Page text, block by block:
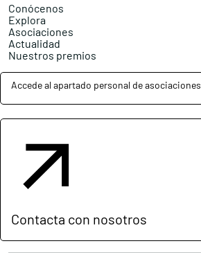
Conócenos
Explora
Asociaciones
Actualidad
Nuestros premios
Accede al apartado personal de asociaciones
Contacta con nosotros